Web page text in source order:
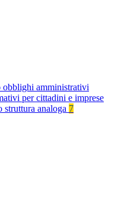
obblighi amministrativi
per cittadini e imprese
analoga 7